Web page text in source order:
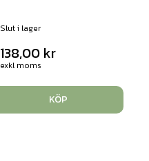
Slut i lager
138,00 kr
exkl moms
KÖP